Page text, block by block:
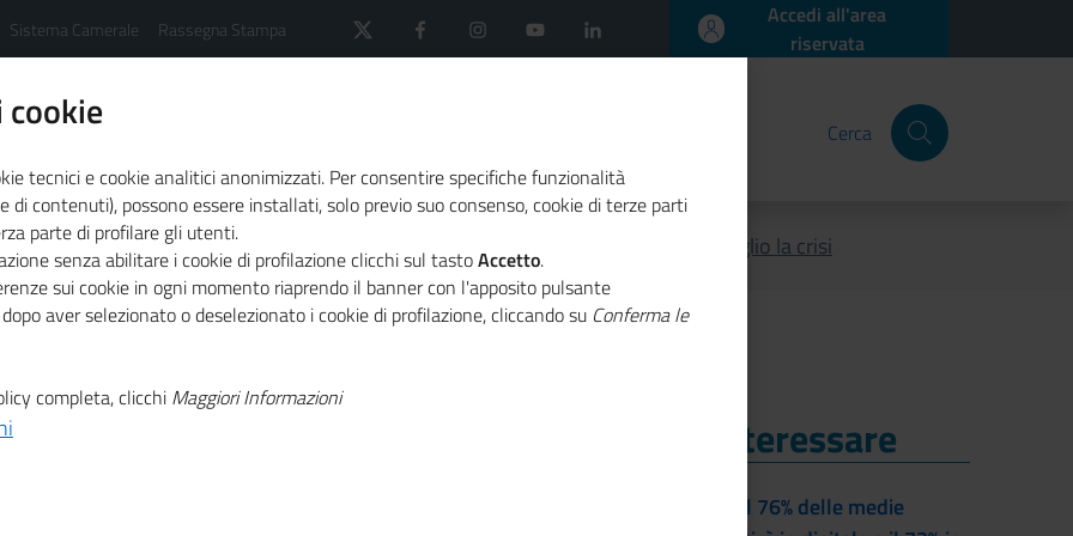
Sistema Camerale Rassegna Stampa
Accedi all'area
riservata
Cerca
sistema camerale Comunicati Stampa Le imprese green affrontano meglio la crisi
Ti Potrebbe Interessare
Entro il 2028 il 76% delle medie
tecnici e cookie analitici anonimizzati. Per consentire specifiche funzionalità
di contenuti), possono essere installati, solo previo suo consenso, cookie di terze parti
parte di profilare gli utenti.
senza abilitare i cookie di profilazione clicchi sul tastoAccetto.
sui cookie in ogni momento riaprendo il banner con l'apposito pulsante
aver selezionato o deselezionato i cookie di profilazione, cliccando su Conferma le
completa, clicchi Maggiori Informazioni